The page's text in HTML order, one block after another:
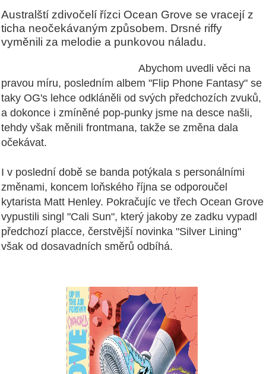
Australští zdivočelí řízci Ocean Grove se vracejí z
ticha neočekávaným způsobem. Drsné riffy
vyměnili za melodie a punkovou náladu.
Abychom uvedli věci na
pravou míru, posledním albem "Flip Phone Fantasy" se
taky OG's lehce odkláněli od svých předchozích zvuků,
a dokonce i zmíněné pop-punky jsme na desce našli,
tehdy však měnili frontmana, takže se změna dala
očekávat.
I v poslední době se banda potýkala s personálními
změnami, koncem loňského října se odporoučel
kytarista Matt Henley. Pokračujíc ve třech Ocean Grove
vypustili singl "Cali Sun", který jakoby ze zadku vypadl
předchozí placce, čerstvější novinka "Silver Lining"
však od dosavadních směrů odbíhá.